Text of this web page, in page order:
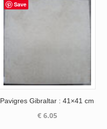
Save
Pavigres Gibraltar : 41×41 cm
€6.05